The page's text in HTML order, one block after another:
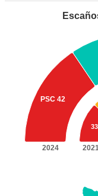
PSC 42
33
2024